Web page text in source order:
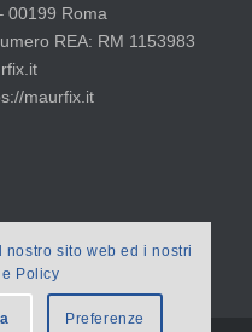
00199 Roma
REA: RM 1153983
maurfix.it
sito web ed i nostri
Policy
Preferenze